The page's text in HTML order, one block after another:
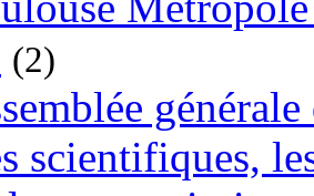
(2)
scientifiques,